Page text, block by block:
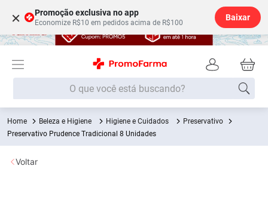
× Promoção exclusiva no app
Economize R$10 em pedidos acima de R$100
Baixar
O que você está buscando?
Beleza e Higiene Higiene e Cuidados
Preservativo
Preservativo Prudence Tradicional 8 Unidades
Voltar
Termos mais buscados
1º Fralda
2